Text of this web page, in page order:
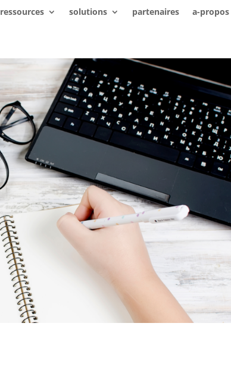
ressources solutions partenaires a-propos